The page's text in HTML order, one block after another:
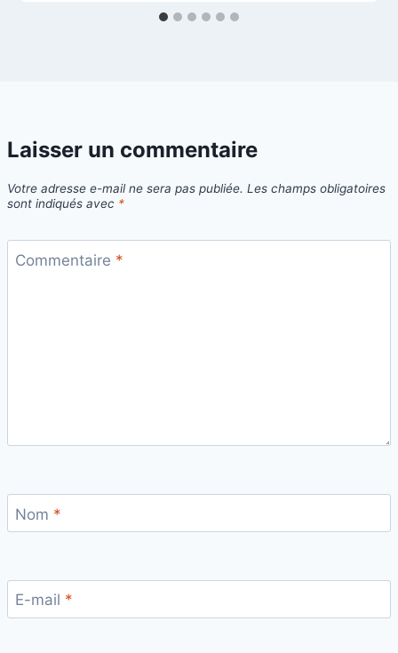
Laisser un commentaire
Votre adresse e-mail ne sera pas publiée. Les champs obligatoires
sont indiqués avec *
Commentaire *
Nom *
E-mail *